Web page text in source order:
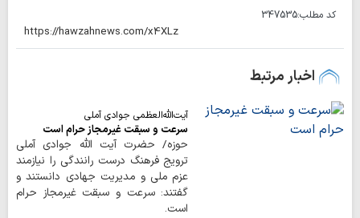
کد مطلب:347535
اخبار مرتبط
آیت‌الله‌العظمی جوادی آملی
سرعت و سبقت غیرمجاز حرام است
حوزه/ حضرت آیت الله جوادی آملی
ترویج فرهنگ درست رانندگی را نیازمند
عزم ملی و مدیریت جهادی دانستند و
گفتند: سرعت و سبقت غیرمجاز حرام
است.